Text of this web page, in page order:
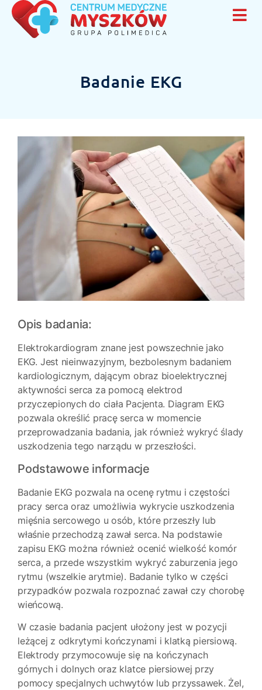
Badanie EKG
Opis badania:
Elektrokardiogram znane jest powszechnie jako
EKG. Jest nieinwazyjnym, bezbolesnym badaniem
kardiologicznym, dającym obraz bioelektrycznej
aktywności serca za pomocą elektrod
przyczepionych do ciała Pacjenta. Diagram EKG
pozwala określić pracę serca w momencie
przeprowadzania badania, jak również wykryć ślady
uszkodzenia tego narządu w przeszłości.
Podstawowe informacje
Badanie EKG pozwala na ocenę rytmu i częstości
pracy serca oraz umożliwia wykrycie uszkodzenia
mięśnia sercowego u osób, które przeszły lub
właśnie przechodzą zawał serca. Na podstawie
zapisu EKG można również ocenić wielkość komór
serca, a przede wszystkim wykryć zaburzenia jego
rytmu (wszelkie arytmie). Badanie tylko w części
przypadków pozwala rozpoznać zawał czy chorobę
wieńcową.
W czasie badania pacjent ułożony jest w pozycji
leżącej z odkrytymi kończynami i klatką piersiową.
Elektrody przymocowuje się na kończynach
górnych i dolnych oraz klatce piersiowej przy
pomocy specjalnych uchwytów lub przyssawek. Żel,